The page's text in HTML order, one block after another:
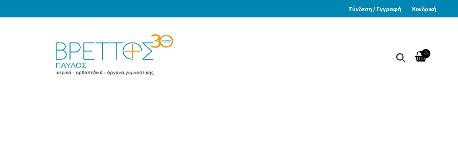
Σύνδεση / Εγγραφή Χονδρική
0